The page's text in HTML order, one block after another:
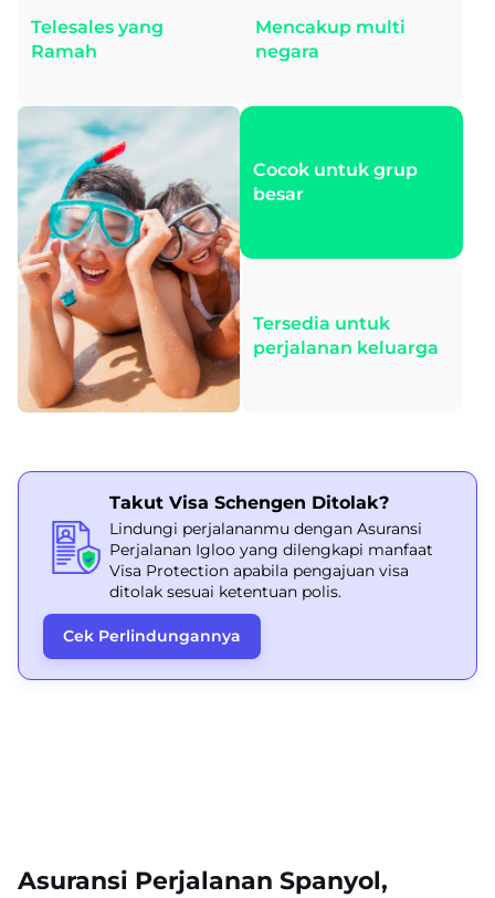
Telesales yang
Ramah
Mencakup multi
negara
Cocok untuk grup
besar
Tersedia untuk
perjalanan keluarga
Takut Visa Schengen Ditolak?
Lindungi perjalananmu dengan Asuransi
Perjalanan Igloo yang dilengkapi manfaat
Visa Protection apabila pengajuan visa
ditolak sesuai ketentuan polis.
Cek Perlindungannya
Asuransi Perjalanan Spanyol,